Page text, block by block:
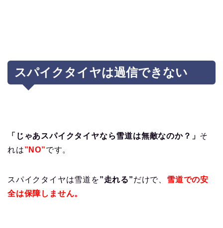
スパイクタイヤは過信できない
「じゃあスパイクタイヤなら雪道は無敵なのか？」 そ
れは”NO”です。
スパイクタイヤは雪道を”走れる”だけで、 雪道での安
全は保障しません。